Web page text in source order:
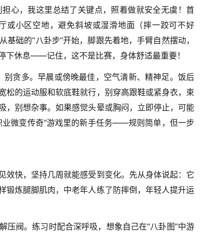
心，我这里总结了关键点，照着做就安全无虞！首
或小区空地，避免斜坡或湿滑地面（摔一跤可不好
础的“八卦步”开始，脚跟先着地，手臂自然摆动，
下休息——记住，这不是比赛，身体舒适最重要！
贪多。早晨或傍晚最佳，空气清新、精神足。饭后
松的运动服和软底鞋就行，别穿高跟鞋或紧身衣，束
，别想杂事。如果感觉头晕或胸闷，立即停止，可能
微变传奇”游戏里的新手任务——规则简单，但一步
效快，坚持几周就能感受到变化。先从身体说起：它
锻炼腿脚肌肉，中老年人练了防摔倒，年轻人提升运
压阀。练习时配合深呼吸，想象自己在“八卦图”中游